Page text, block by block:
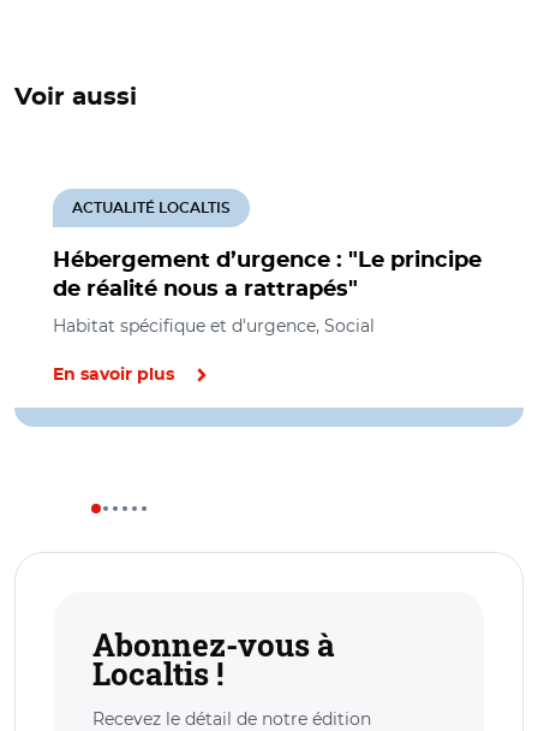
Voir aussi
Hébergement d’urgence : "Le principe
de réalité nous a rattrapés"
ACTUALITÉ LOCALTIS
Habitat spécifique et d'urgence, Social
En savoir plus
Abonnez-vous à
Localtis !
Recevez le détail de notre édition